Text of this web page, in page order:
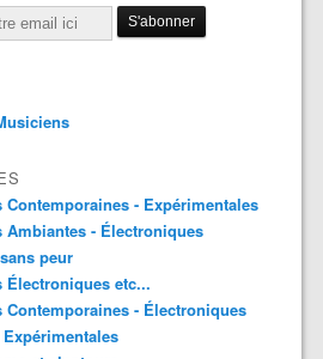
Contemporaines - Expérimentales
Ambiantes - Électroniques
peur
Électroniques etc...
Contemporaines - Électroniques